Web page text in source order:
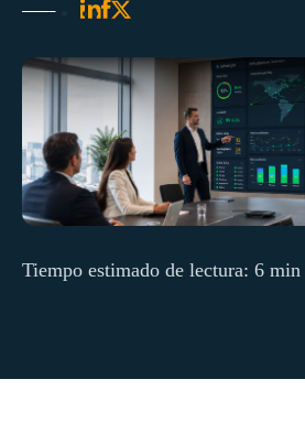
Tiempo estimado de lectura: 6 min